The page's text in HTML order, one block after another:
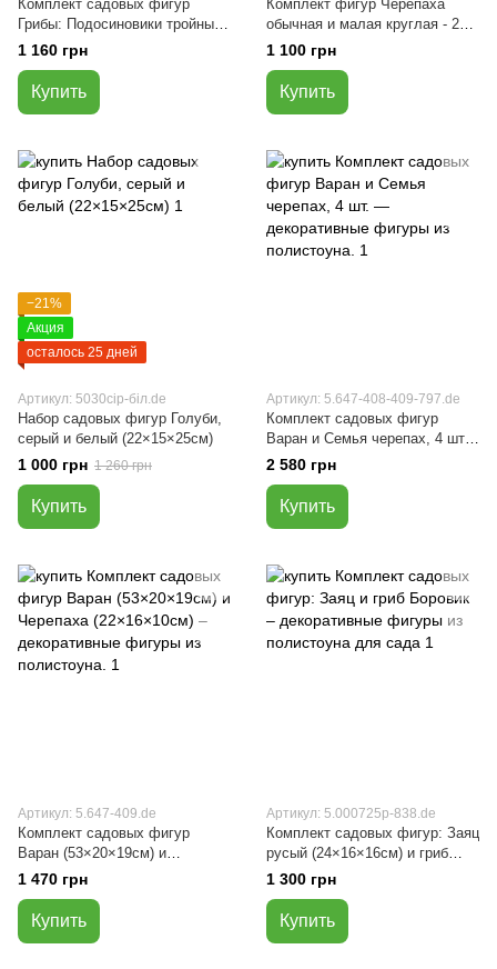
Комплект садовых фигур
Грибы: Подосиновики тройные
(22×15×12см) и Лисички
(26×15×13см)
1 160 грн
Купить
Комплект фигур Черепаха
обычная и малая круглая - 2
шт (12×18×23см, 8×11×14см)
1 100 грн
Купить
−21%
Акция
осталось 25 дней
Артикул: 5030сір-біл.de
Набор садовых фигур Голуби,
серый и белый (22×15×25см)
1 000 грн 1 260 грн
Купить
Артикул: 5.647-408-409-797.de
Комплект садовых фигур
Варан и Семья черепах, 4 шт.
— декоративные фигуры из
полистоуна.
2 580 грн
Купить
Артикул: 5.647-409.de
Комплект садовых фигур
Варан (53×20×19см) и
Черепаха (22×16×10см) –
декоративные фигуры из
полистоуна.
1 470 грн
Купить
Артикул: 5.000725р-838.de
Комплект садовых фигур: Заяц
русый (24×16×16см) и гриб
Боровик (23×14×14см)
1 300 грн
Купить